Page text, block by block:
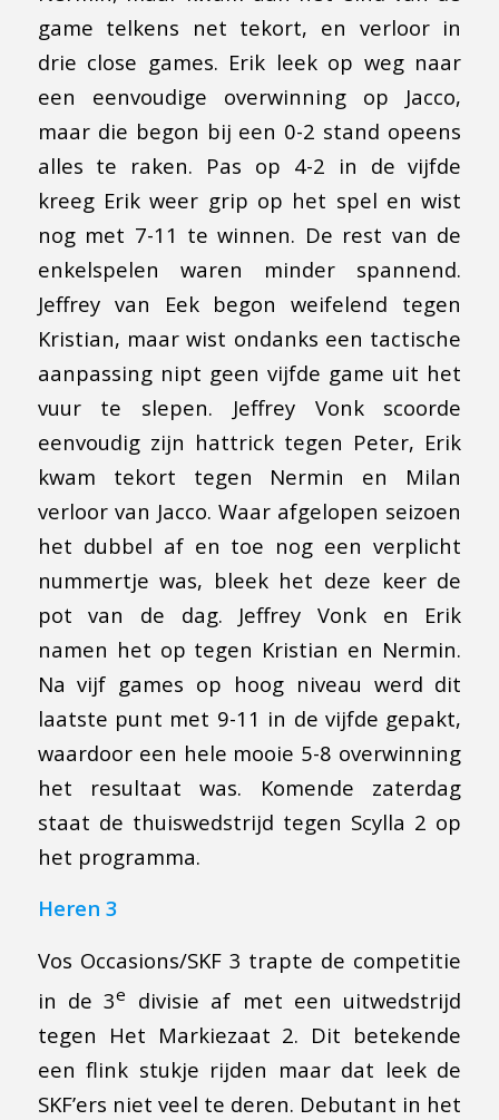
game telkens net tekort, en verloor in
drie close games. Erik leek op weg naar
een eenvoudige overwinning op Jacco,
maar die begon bij een 0-2 stand opeens
alles te raken. Pas op 4-2 in de vijfde
kreeg Erik weer grip op het spel en wist
nog met 7-11 te winnen. De rest van de
enkelspelen waren minder spannend.
Jeffrey van Eek begon weifelend tegen
Kristian, maar wist ondanks een tactische
aanpassing nipt geen vijfde game uit het
vuur te slepen. Jeffrey Vonk scoorde
eenvoudig zijn hattrick tegen Peter, Erik
kwam tekort tegen Nermin en Milan
verloor van Jacco. Waar afgelopen seizoen
het dubbel af en toe nog een verplicht
nummertje was, bleek het deze keer de
pot van de dag. Jeffrey Vonk en Erik
namen het op tegen Kristian en Nermin.
Na vijf games op hoog niveau werd dit
laatste punt met 9-11 in de vijfde gepakt,
waardoor een hele mooie 5-8 overwinning
het resultaat was. Komende zaterdag
staat de thuiswedstrijd tegen Scylla 2 op
het programma.
Heren 3
Vos Occasions/SKF 3 trapte de competitie
in de 3e
divisie af met een uitwedstrijd
tegen Het Markiezaat 2. Dit betekende
een flink stukje rijden maar dat leek de
SKF’ers niet veel te deren. Debutant in het